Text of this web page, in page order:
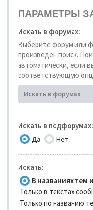
ПАРАМЕТРЫ
Искать в форумах:
Выберите форум или
произведён поиск.
автоматически, если
соответствующую
Искать в форумах
Искать в подфорумах:
Да
Нет
Искать:
В названиях тем
Только в текстах
Только по названию